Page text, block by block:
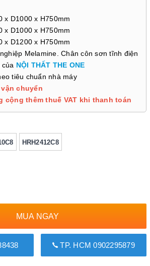
x D1000 x H750mm
x D1000 x H750mm
x D1200 x H750mm
Melamine. Chân côn sơn tĩnh điện
NỘI THẤT THE ONE
tiêu chuẩn nhà máy
chuyển
cộng thêm thuế VAT khi thanh toán
HRH2412C8
MUA NGAY
TP. HCM 0902295879